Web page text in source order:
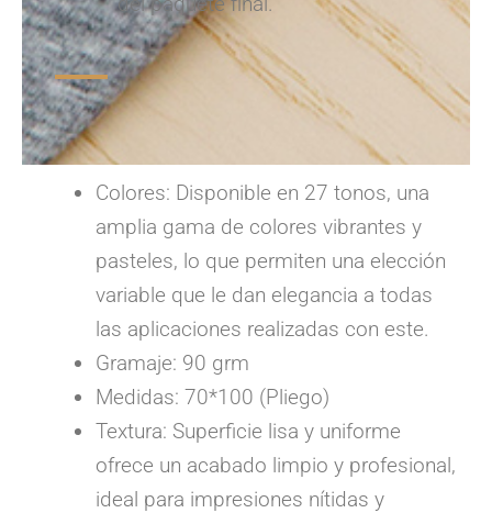
Colores: Disponible en 27 tonos, una
amplia gama de colores vibrantes y
pasteles, lo que permiten una elección
variable que le dan elegancia a todas
las aplicaciones realizadas con este.
Gramaje: 90 grm
Medidas: 70*100 (Pliego)
Textura: Superficie lisa y uniforme
ofrece un acabado limpio y profesional,
ideal para impresiones nítidas y